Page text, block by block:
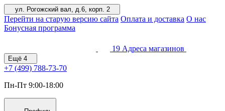
ул. Рогожский вал, д.6, корп. 2
Перейти на старую версию сайта Оплата и доставка О нас
Бонусная программа
19 Адреса магазинов
Ещё 4
+7 (499) 788-73-70
Пн-Пт 9:00-18:00